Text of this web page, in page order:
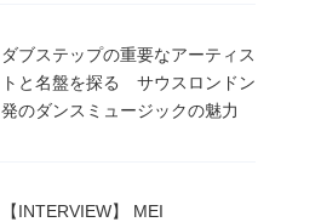
ダブステップの重要なアーティス
トと名盤を探る サウスロンドン
発のダンスミュージックの魅力
【INTERVIEW】 MEI